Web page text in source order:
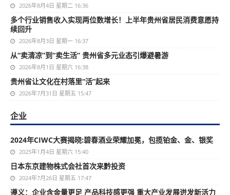
2026年8月4日 星期二 16:36
多个行业销售收入实现两位数增长！上半年贵州省居民消费意愿持
续回升
2026年8月3日 星期一 16:37
从“卖清凉”到“卖生活” 贵州省多元业态引爆避暑游
2026年8月1日 星期六 16:38
贵州省让文化在村落里“活”起来
2026年7月31日 星期五 15:47
企业
2024年CIWC大赛揭晓:碧春酒业荣耀加冕，包揽铂金、金、银奖
2025年1月4日 星期六 15:40
日本东京建物株式会社首次来黔投资
2024年7月26日 星期五 17:47
遵义：企业含金量更足 产品科技感更强 重大产业发展迸发新活力